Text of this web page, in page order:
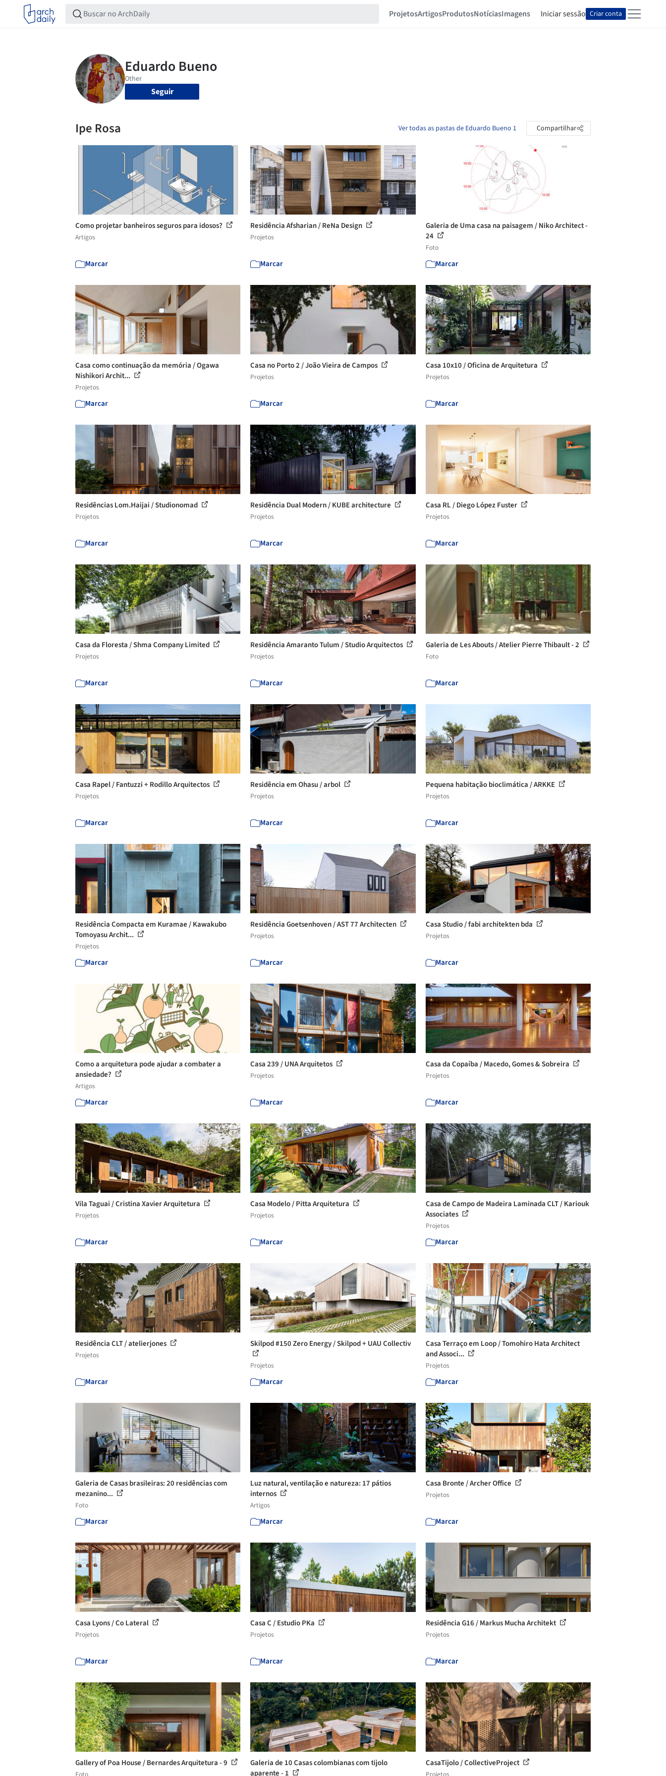
ProjetosArtigosProdutosNotíciasImagens Iniciar sessão Criar conta
Seguir
Ipe Rosa Ver todas as pastas de Eduardo Bueno 1 Compartilhar
Como projetar banheiros seguros para idosos?
Artigos
Marcar
Residência Afsharian / ReNa Design
Projetos
Marcar
Galeria de Uma casa na paisagem / Niko Architect -
24
Foto
Marcar
Casa como continuação da memória / Ogawa
Nishikori Archit...
Projetos
Marcar
Casa no Porto 2 / João Vieira de Campos
Projetos
Marcar
Casa 10x10 / Oficina de Arquitetura
Projetos
Marcar
Residências Lom.Haijai / Studionomad
Projetos
Marcar
Residência Dual Modern / KUBE architecture
Projetos
Marcar
Casa RL / Diego López Fuster
Projetos
Marcar
Casa da Floresta / Shma Company Limited
Projetos
Marcar
Residência Amaranto Tulum / Studio Arquitectos
Projetos
Marcar
Galeria de Les Abouts / Atelier Pierre Thibault - 2
Foto
Marcar
Casa Rapel / Fantuzzi + Rodillo Arquitectos
Projetos
Marcar
Residência em Ohasu / arbol
Projetos
Marcar
Pequena habitação bioclimática / ARKKE
Projetos
Marcar
Residência Compacta em Kuramae / Kawakubo
Tomoyasu Archit...
Projetos
Marcar
Residência Goetsenhoven / AST 77 Architecten
Projetos
Marcar
Casa Studio / fabi architekten bda
Projetos
Marcar
Como a arquitetura pode ajudar a combater a
ansiedade?
Artigos
Marcar
Casa 239 / UNA Arquitetos
Projetos
Marcar
Casa da Copaíba / Macedo, Gomes & Sobreira
Projetos
Marcar
Vila Taguai / Cristina Xavier Arquitetura
Projetos
Marcar
Casa Modelo / Pitta Arquitetura
Projetos
Marcar
Casa de Campo de Madeira Laminada CLT / Kariouk
Associates
Projetos
Marcar
Residência CLT / atelierjones
Projetos
Marcar
Skilpod #150 Zero Energy / Skilpod + UAU Collectiv
Projetos
Marcar
Casa Terraço em Loop / Tomohiro Hata Architect
and Associ...
Projetos
Marcar
Galeria de Casas brasileiras: 20 residências com
mezanino...
Foto
Marcar
Luz natural, ventilação e natureza: 17 pátios
internos
Artigos
Marcar
Casa Bronte / Archer Office
Projetos
Marcar
Casa Lyons / Co Lateral
Projetos
Marcar
Casa C / Estudio PKa
Projetos
Marcar
Residência G16 / Markus Mucha Architekt
Projetos
Marcar
Gallery of Poa House / Bernardes Arquitetura - 9
Galeria de 10 Casas colombianas com tijolo
aparente - 1
CasaTijolo / CollectiveProject